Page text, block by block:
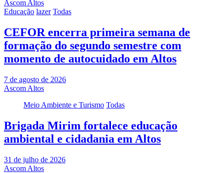
Ascom Altos
Educação lazer Todas
CEFOR encerra primeira semana de
formação do segundo semestre com
momento de autocuidado em Altos
7 de agosto de 2026
Ascom Altos
Meio Ambiente e Turismo Todas
Brigada Mirim fortalece educação
ambiental e cidadania em Altos
31 de julho de 2026
Ascom Altos